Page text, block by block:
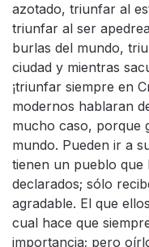
azotado, triunfar al
triunfar al ser
burlas del mundo,
ciudad y mientras
¡triunfar siempre en
modernos hablaran
mucho caso, porque
mundo. Pueden ir a
tienen un pueblo que
declarados; sólo
agradable. El que
cual hace que
importancia; pero